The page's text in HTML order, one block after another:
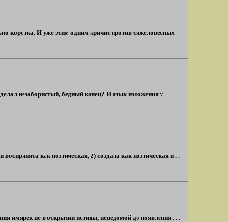
коротка. И уже этим одним кричит против тяжеловесных
незабористый, бедный конец? И язык изложения √
как поэтическая, 2) создана как поэтическая и . .
имярек не в открытии истины, неведомой до появления . . .